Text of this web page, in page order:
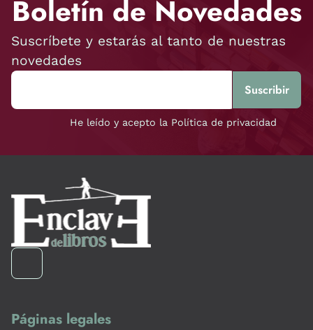
Boletín de Novedades
Suscríbete y estarás al tanto de nuestras
novedades
He leído y acepto la Política de privacidad
Páginas legales